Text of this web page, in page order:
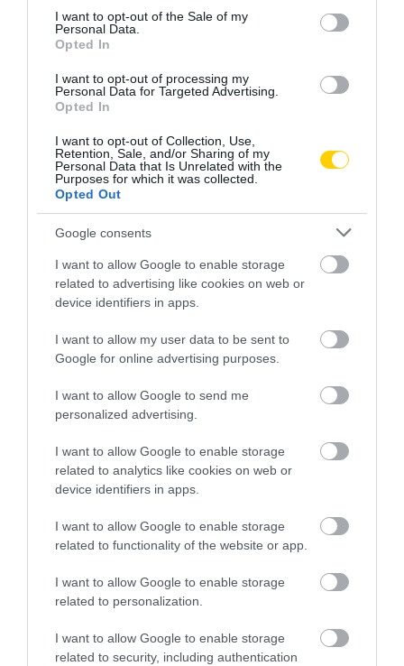
consent section.
I want to opt-out of the Sale of my
Personal Data.
Opted In
I want to opt-out of processing my
Personal Data for Targeted Advertising.
Opted In
I want to opt-out of Collection, Use,
Retention, Sale, and/or Sharing of my
Personal Data that Is Unrelated with the
Purposes for which it was collected.
Opted Out
Google consents
I want to allow Google to enable storage
related to advertising like cookies on web or
device identifiers in apps.
I want to allow my user data to be sent to
Google for online advertising purposes.
I want to allow Google to send me
personalized advertising.
I want to allow Google to enable storage
related to analytics like cookies on web or
device identifiers in apps.
I want to allow Google to enable storage
related to functionality of the website or app.
I want to allow Google to enable storage
related to personalization.
I want to allow Google to enable storage
related to security, including authentication
ingyenesen történjen. De ezek a garanciák ritkán születnek meg
automatikusan – ki kell harcolni őket.
Mit lehet elérni hazai példák alapján?
Stadion vagy a szombathelyi Haladás Stadion – esetében az
érintett lakosság több alkalommal elérte, hogy mérjék és
korlátozzák a zajszinteket, illetve hogy egyes eseményeket
nem jellemző, de előfordult, hogy a környékbeliek számára
eseményekre, vagy a beruházók közösségi fejlesztéseket –
például parkosítást, játszótereket – vállaltak. Voltak helyek, ahol
rend visszaállítását is.
érvényesíteni, világos követeléseket kell megfogalmazniuk,
következetesen képviselniük kell saját érdekeiket, és olyan
nyomást kell gyakorolniuk a döntéshozókra, amit már nem lehet
figyelmen kívül hagyni – sem politikai, sem társadalmi szinten.
Fontos tudni, hogy a tervezett kiegészítő létesítmények –
lakosság számára is használhatók lesznek, de egyelőre nem
világos, milyen feltételekkel (például belépődíjjal vagy ingyenesen),
és valóban elegendő kompenzációt nyújtanak-e azoknak, akik
rendszeresen szenvedik el a stadion miatti kellemetlenségeket.
Miért nem elég a sajnálkozás?